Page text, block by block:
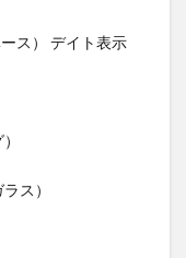
ス） デイト表示
ス）